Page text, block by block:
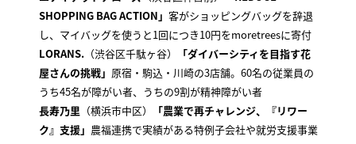
SHOPPING BAG ACTION」 客がショッピングバッグを辞退
し、マイバッグを使うと1回につき10円をmoretreesに寄付
LORANS.（渋谷区千駄ヶ谷）
「ダイバーシティを目指す花
屋さんの挑戦」 原宿・駒込・川崎の3店舗。60名の従業員の
うち45名が障がい者、うちの9割が精神障がい者
長寿乃里 （横浜市中区）
「農業で再チャレンジ、『リワー
ク』支援」 農福連携で実績がある特例子会社や就労支援事業